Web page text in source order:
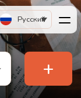
Русский
+